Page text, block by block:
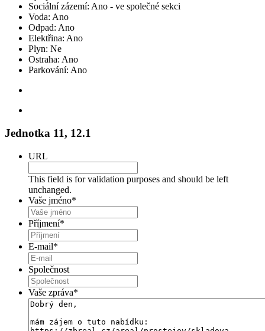
Sociální zázemí: Ano - ve společné sekci
Voda: Ano
Odpad: Ano
Elektřina: Ano
Plyn: Ne
Ostraha: Ano
Parkování: Ano
Jednotka 11, 12.1
URL
This field is for validation purposes and should be left
unchanged.
Vaše jméno*
Příjmení*
E-mail*
Společnost
Vaše zpráva*